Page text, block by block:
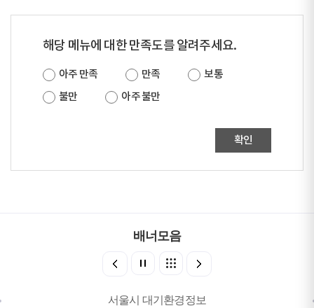
해당 메뉴에 대한 만족도를 알려주세요.
아주 만족 만족
보통
불만
아주 불만
확인
배너모음
서울시 대기환경정보